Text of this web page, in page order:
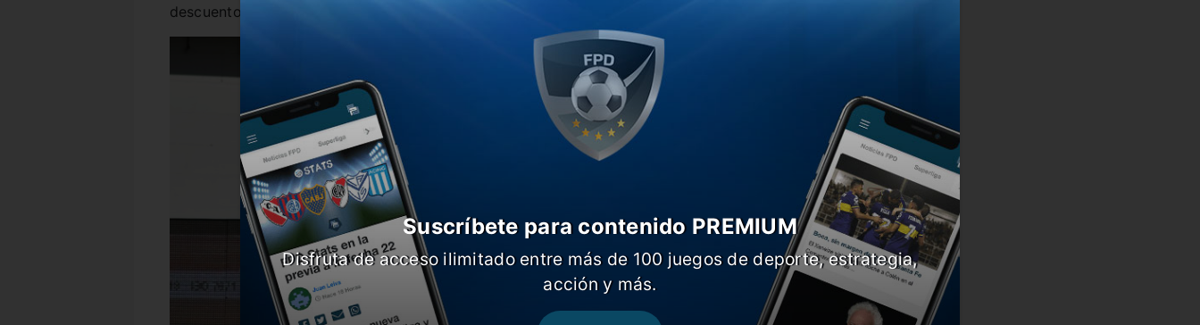
descuento para el equipo de Paraná,
Suscríbete para contenido PREMIUM
Disfruta de acceso ilimitado entre más de 100 juegos de deporte, estrategia,
acción y más.